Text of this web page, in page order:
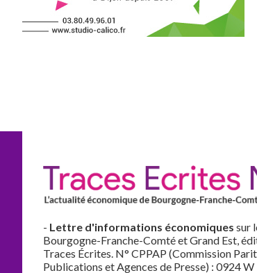
- Lettre d'informations économiques sur
Bourgogne-Franche-Comté et Grand Est,
Traces Écrites. N° CPPAP (Commission
Publications et Agences de Presse) : 0924